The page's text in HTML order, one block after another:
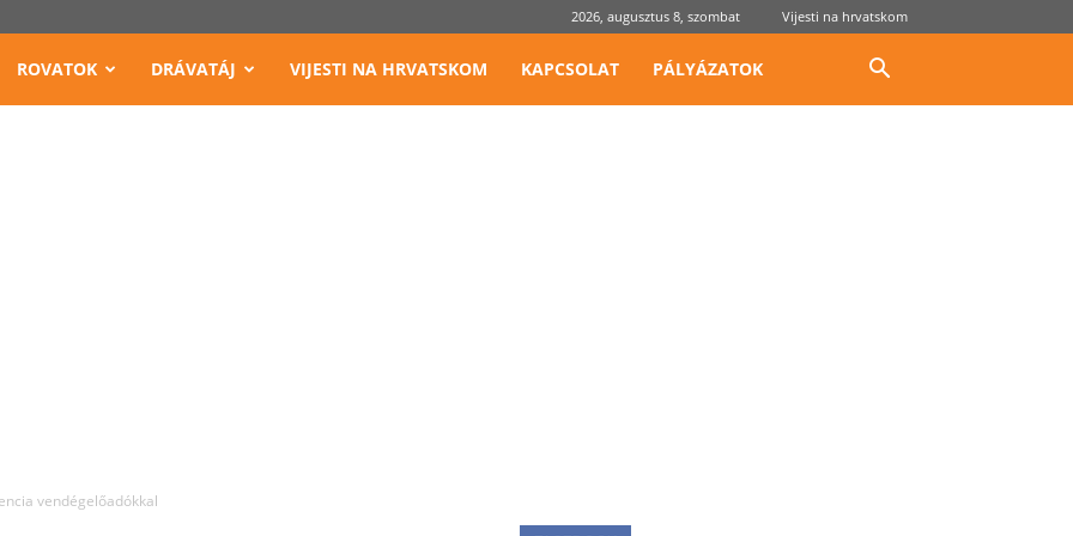
2026, augusztus 8, szombat Vijesti na hrvatskom
ROVATOK DRÁVATÁJ VIJESTI NA HRVATSKOM KAPCSOLAT PÁLYÁZATOK
vendégelőadókkal